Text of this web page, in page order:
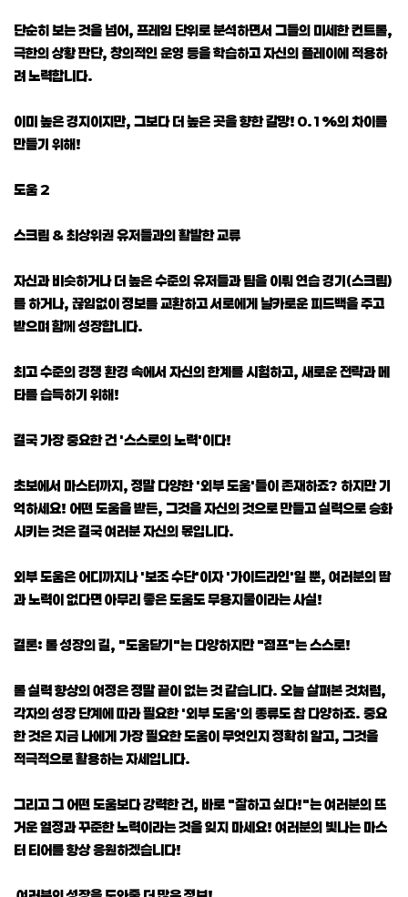
단순히 보는 것을 넘어, 프레임 단위로 분석하면서 그들의 미세한 컨트롤,
극한의 상황 판단, 창의적인 운영 등을 학습하고 자신의 플레이에 적용하
려 노력합니다.
이미 높은 경지이지만, 그보다 더 높은 곳을 향한 갈망! 0.1%의 차이를
만들기 위해!
도움 2
스크림 & 최상위권 유저들과의 활발한 교류
자신과 비슷하거나 더 높은 수준의 유저들과 팀을 이뤄 연습 경기(스크림)
를 하거나, 끊임없이 정보를 교환하고 서로에게 날카로운 피드백을 주고
받으며 함께 성장합니다.
최고 수준의 경쟁 환경 속에서 자신의 한계를 시험하고, 새로운 전략과 메
타를 습득하기 위해!
결국 가장 중요한 건 '스스로의 노력'이다!
초보에서 마스터까지, 정말 다양한 '외부 도움'들이 존재하죠? 하지만 기
억하세요! 어떤 도움을 받든, 그것을 자신의 것으로 만들고 실력으로 승화
시키는 것은 결국 여러분 자신의 몫입니다.
외부 도움은 어디까지나 '보조 수단'이자 '가이드라인'일 뿐, 여러분의 땀
과 노력이 없다면 아무리 좋은 도움도 무용지물이라는 사실!
결론: 롤 성장의 길, "도움닫기"는 다양하지만 "점프"는 스스로!
롤 실력 향상의 여정은 정말 끝이 없는 것 같습니다. 오늘 살펴본 것처럼,
각자의 성장 단계에 따라 필요한 '외부 도움'의 종류도 참 다양하죠. 중요
한 것은 지금 나에게 가장 필요한 도움이 무엇인지 정확히 알고, 그것을
적극적으로 활용하는 자세입니다.
그리고 그 어떤 도움보다 강력한 건, 바로 "잘하고 싶다!"는 여러분의 뜨
거운 열정과 꾸준한 노력이라는 것을 잊지 마세요! 여러분의 빛나는 마스
터 티어를 항상 응원하겠습니다!